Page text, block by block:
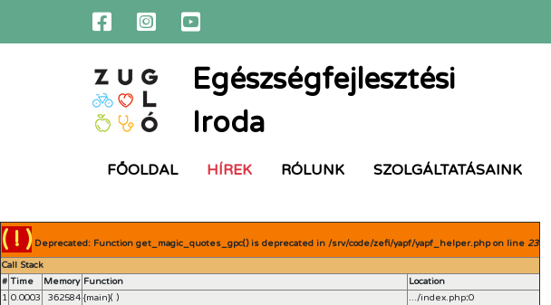
Egészségfejlesztési
Iroda
FŐOLDAL HÍREK RÓLUNK SZOLGÁLTATÁSAINK
( ! ) Deprecated: Function get_magic_quotes_gpc() is deprecated in /srv/code/zefi/yapf/yapf_helper.php on line 23
Call Stack
# Time Memory Function
Location
1 0.0003 362584 {main}( ) .../index.php:0